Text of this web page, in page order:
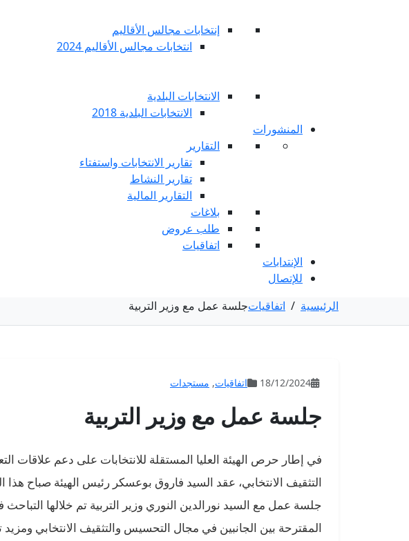
إنتخابات مجالس الأقاليم
انتخابات مجالس الأقاليم 2024
الانتخابات البلدية
الانتخابات البلدية 2018
المنشورات
التقارير
تقارير الانتخابات واستفتاء
تقارير النشاط
التقارير المالية
بلاغات
طلب عروض
اتفاقيات
الإنتدابات
للإتصال
الرئيسية / اتفاقياتجلسة عمل مع وزير التربية
18/12/2024 اتفاقيات, مستجدات
جلسة عمل مع وزير التربية
في إطار حرص الهيئة العليا المستقلة للانتخابات على دعم علاقات
جلسة عمل مع السيد نورالدين النوري وزير التربية تم خلالها
المقترحة بين الجانبين في مجال التحسيس والتثقيف الانتخابي ومزيد